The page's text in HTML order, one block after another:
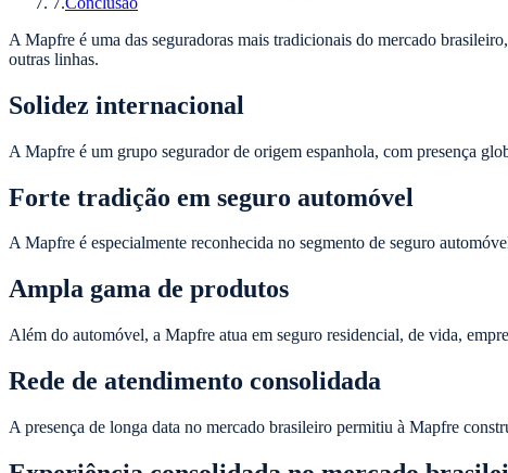
A Mapfre é uma das seguradoras mais tradicionais do mercado
outras linhas.
Solidez internacional
A Mapfre é um grupo segurador de origem espanhola, com presença
Forte tradição em seguro automóvel
A Mapfre é especialmente reconhecida no segmento de seguro
Ampla gama de produtos
Além do automóvel, a Mapfre atua em seguro residencial, de vida,
Rede de atendimento consolidada
A presença de longa data no mercado brasileiro permitiu à Mapfre